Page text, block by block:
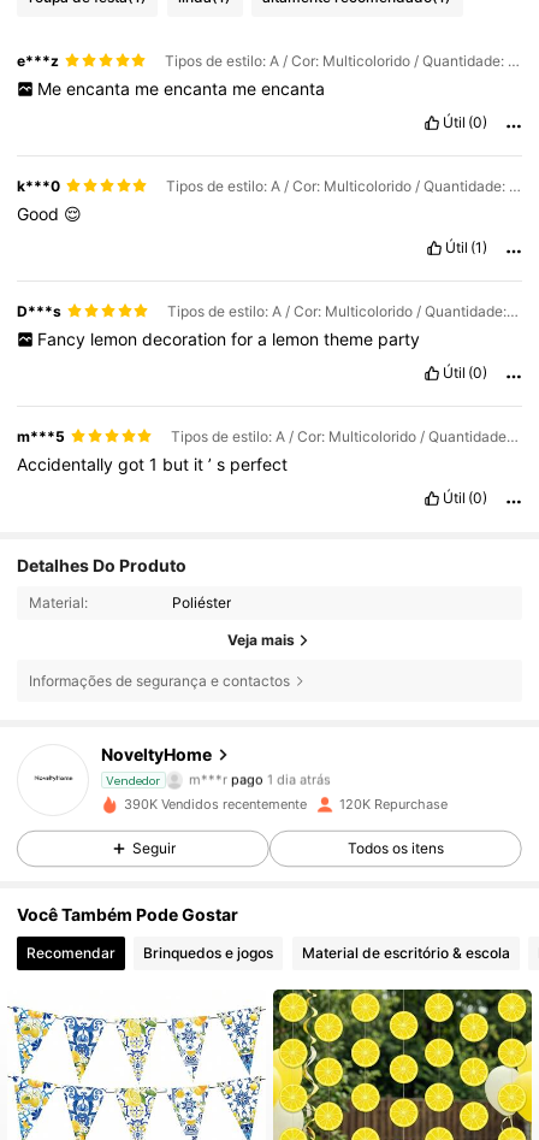
e***z Tipos de estilo: A / Cor: Multicolorido / Quantidade: 300 cm/peça
Me encanta me encanta me encanta
Útil (0)
k***0 Tipos de estilo: A / Cor: Multicolorido / Quantidade: 300 cm/peça
Good 😌
Útil (1)
D***s Tipos de estilo: A / Cor: Multicolorido / Quantidade: 300 cm/peça
Fancy lemon decoration for a lemon theme party
Útil (0)
m***5 Tipos de estilo: A / Cor: Multicolorido / Quantidade: 1 carta aleatória
Accidentallygot1 but it’s perfect
Útil (0)
Detalhes Do Produto
Material: Poliéster
Veja mais
Informações de segurança e contactos
NoveltyHome
Vendedor
m***r
L***aseguiu 12 horas atrás
4,86
4,86 8.9K Seguidores
390K Vendidos recentemente 120K Repurchase
Seguir Todos os itens
Você Também Pode Gostar
Recomendar Brinquedos e jogos Material de escritório & escola